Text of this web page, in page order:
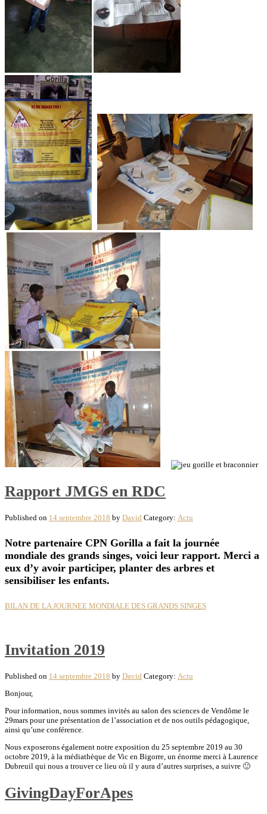
Rapport JMGS en RDC
Published on 14 septembre 2018 by David Category: Actu
Notre partenaire CPN Gorilla a fait la journée
mondiale des grands singes, voici leur rapport. Merci a
eux d’y avoir participer, planter des arbres et
sensibiliser les enfants.
BILAN DE LA JOURNEE MONDIALE DES GRANDS SINGES
Invitation 2019
Published on 14 septembre 2018 by David Category: Actu
Bonjour,
Pour information, nous sommes invités au salon des sciences de Vendôme le
29mars pour une présentation de l’association et de nos outils pédagogique,
ainsi qu’une conférence.
Nous exposerons également notre exposition du 25 septembre 2019 au 30
octobre 2019, à la médiathèque de Vic en Bigorre, un énorme merci à Laurence
Dubreuil qui nous a trouver ce lieu où il y aura d’autres surprises, a suivre 🙂
GivingDayForApes